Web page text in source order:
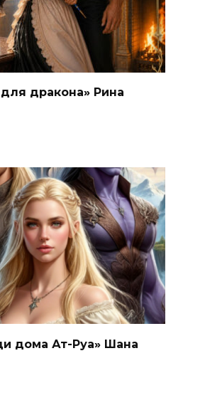
дракона» Рина
дома Ат-Руа» Шана